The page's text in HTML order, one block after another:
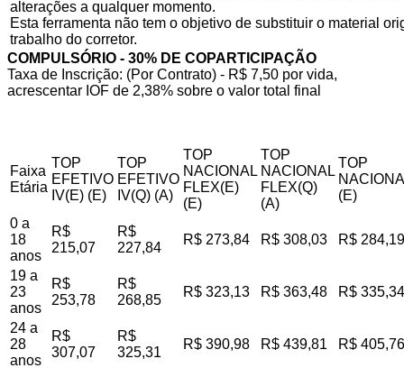
alterações a qualquer momento.
Esta ferramenta não tem o objetivo de substituir o material
trabalho do corretor.
COMPULSÓRIO - 30% DE COPARTICIPAÇÃO
Taxa de Inscrição: (Por Contrato) - R$ 7,50 por vida,
acrescentar IOF de 2,38% sobre o valor total final
Faixa
Etária
TOP
EFETIVO
IV(E) (E)
TOP
EFETIVO
IV(Q) (A)
TOP
NACIONAL
FLEX(E)
(E)
TOP
NACIONAL
FLEX(Q)
(A)
TOP
(E)
0 a
18
anos
R$
215,07
R$
227,84
R$ 273,84 R$ 308,03 R$ 284,19
19 a
23
anos
R$
253,78
R$
268,85
R$ 323,13 R$ 363,48 R$ 335,34
24 a
28
anos
R$
307,07
R$
325,31
R$ 390,98 R$ 439,81 R$ 405,76